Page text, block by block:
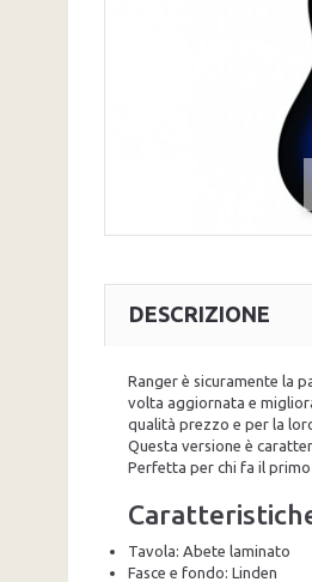
DESCRIZIONE
Ranger è sicuramente la
volta aggiornata e
qualità prezzo e per la
Questa versione è
Perfetta per chi fa il
Tavola: Abete laminato
Fasce e fondo: Linden